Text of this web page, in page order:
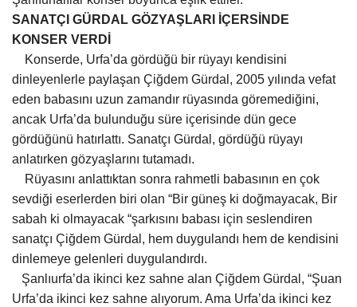
Künye
Yaşam
İletişim
Sağlık
Kültür Sanat
SANATÇI GÜRDAL GÖZYAŞLARI İÇERSİNDE
KONSER VERDİ
Konserde, Urfa’da gördüğü bir rüyayı kendisini
dinleyenlerle paylaşan Çiğdem Gürdal, 2005 yılında vefat
eden babasını uzun zamandır rüyasında göremediğini,
ancak Urfa’da bulunduğu süre içerisinde dün gece
gördüğünü hatırlattı. Sanatçı Gürdal, gördüğü rüyayı
anlatırken gözyaşlarını tutamadı.
Rüyasını anlattıktan sonra rahmetli babasının en çok
sevdiği eserlerden biri olan “Bir güneş ki doğmayacak, Bir
sabah ki olmayacak “şarkısını babası için seslendiren
sanatçı Çiğdem Gürdal, hem duygulandı hem de kendisini
dinlemeye gelenleri duygulandırdı.
Şanlıurfa’da ikinci kez sahne alan Çiğdem Gürdal, “Şuan
Urfa’da ikinci kez sahne alıyorum. Ama Urfa’da ikinci kez